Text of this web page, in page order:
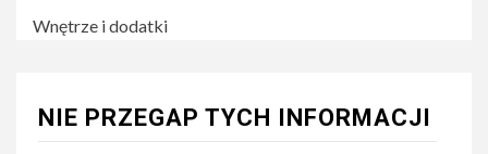
Wnętrze i dodatki
NIE PRZEGAP TYCH INFORMACJI